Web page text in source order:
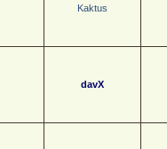
Kaktus
davX